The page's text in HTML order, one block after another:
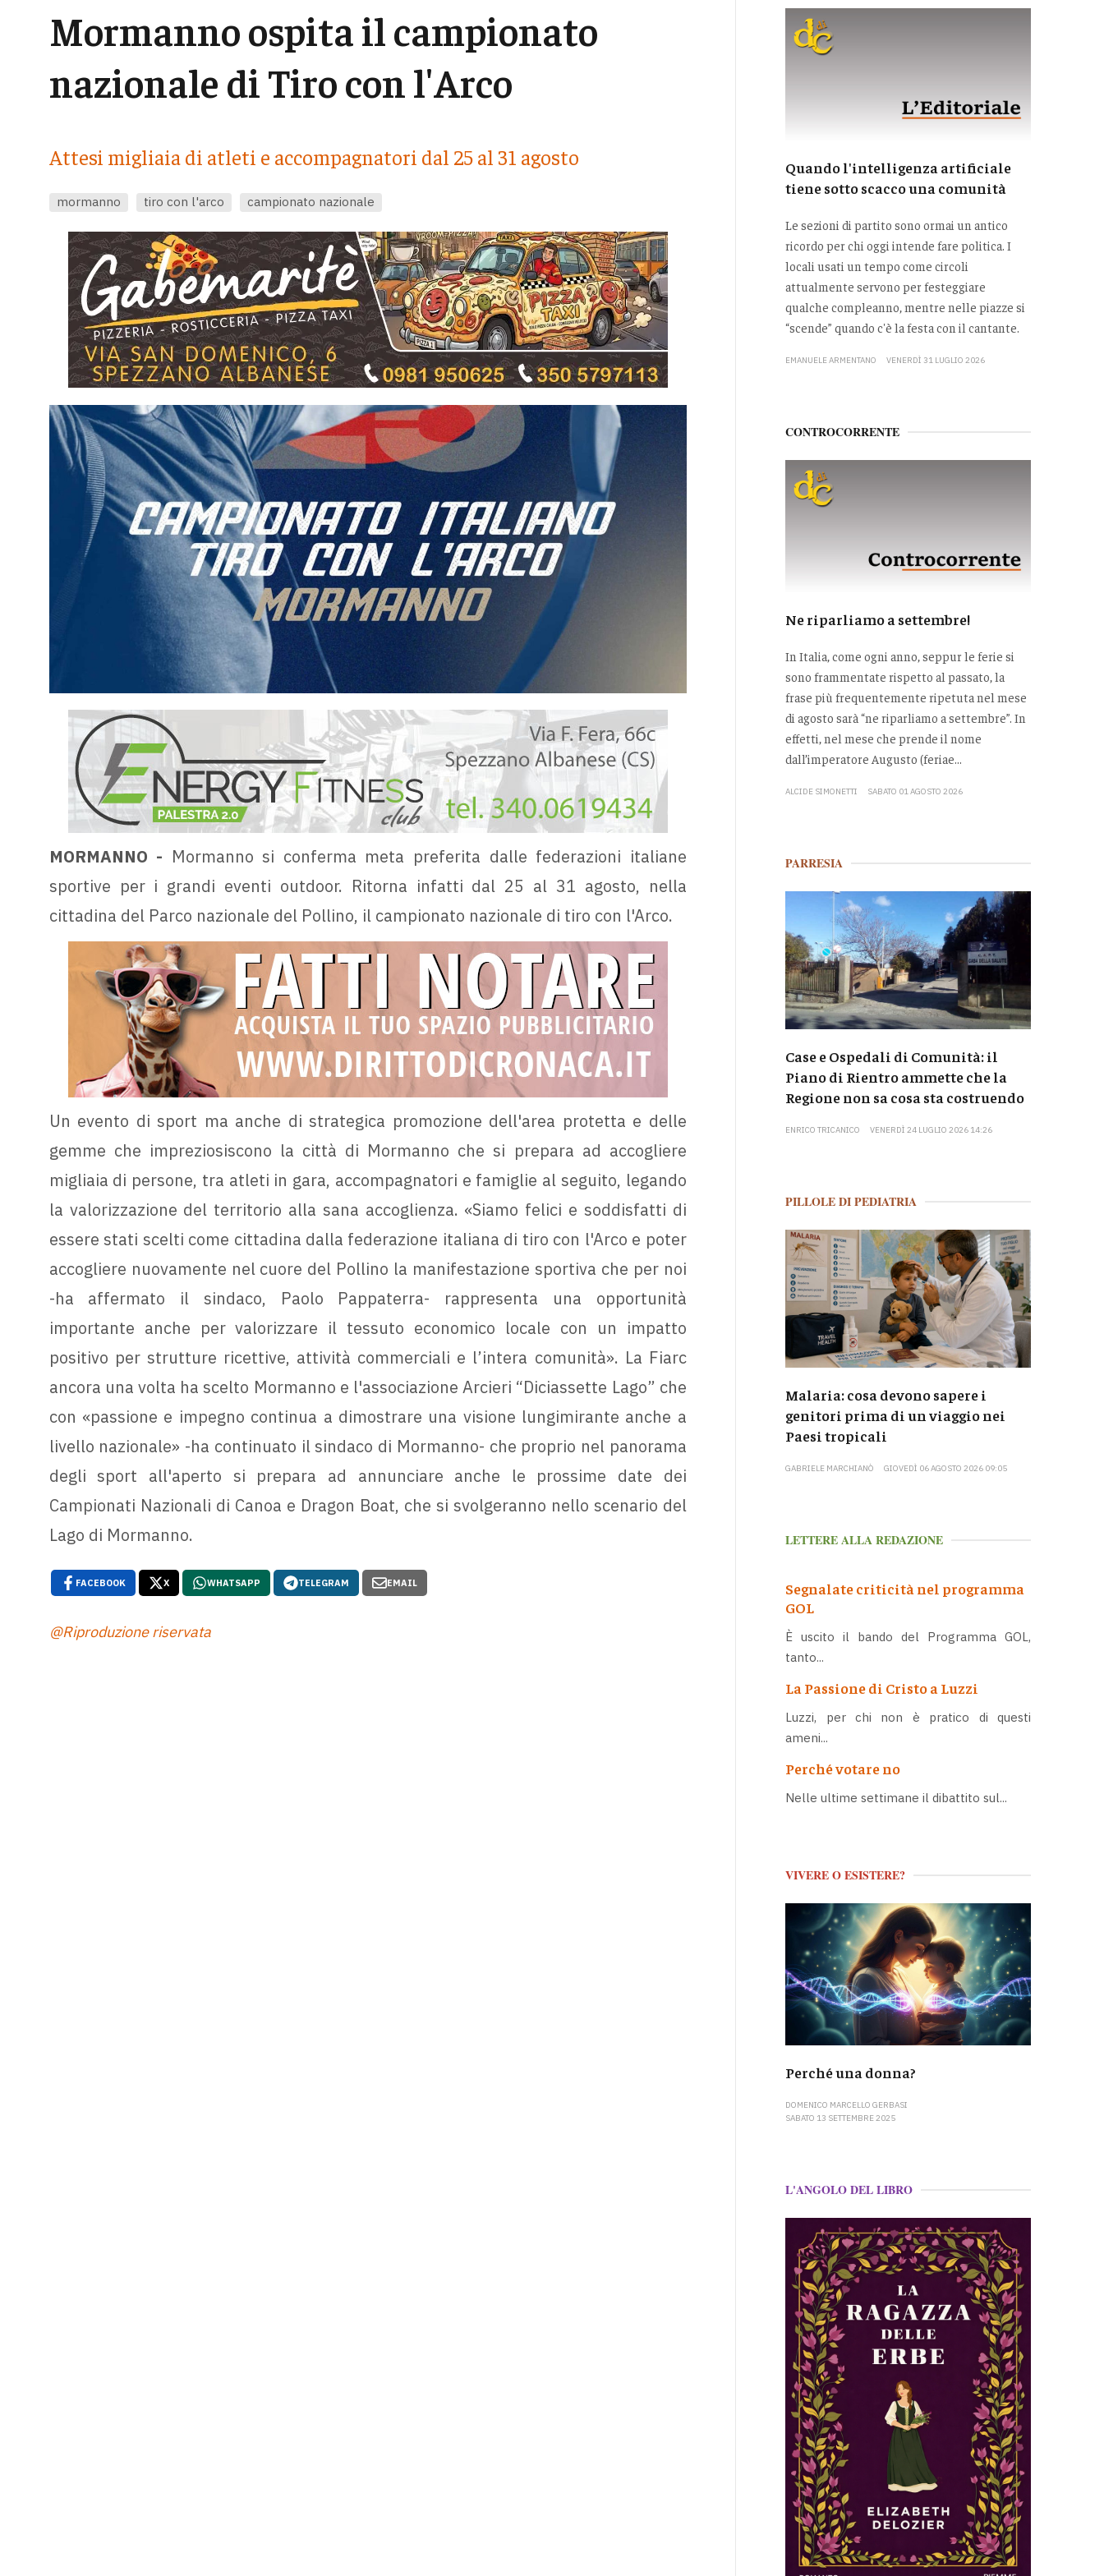
Mormanno ospita il campionato
nazionale di Tiro con l'Arco
Attesi migliaia di atleti e accompagnatori dal 25 al 31 agosto
mormanno tiro con l'arco campionato nazionale
MORMANNO - Mormanno si conferma meta preferita dalle federazioni italiane
sportive per i grandi eventi outdoor. Ritorna infatti dal 25 al 31 agosto, nella
cittadina del Parco nazionale del Pollino, il campionato nazionale di tiro con l'Arco.
Un evento di sport ma anche di strategica promozione dell'area protetta e delle
gemme che impreziosiscono la città di Mormanno che si prepara ad accogliere
migliaia di persone, tra atleti in gara, accompagnatori e famiglie al seguito, legando
la valorizzazione del territorio alla sana accoglienza. «Siamo felici e soddisfatti di
essere stati scelti come cittadina dalla federazione italiana di tiro con l'Arco e poter
accogliere nuovamente nel cuore del Pollino la manifestazione sportiva che per noi
-ha affermato il sindaco, Paolo Pappaterra- rappresenta una opportunità
importante anche per valorizzare il tessuto economico locale con un impatto
positivo per strutture ricettive, attività commerciali e l’intera comunità». La Fiarc
ancora una volta ha scelto Mormanno e l'associazione Arcieri “Diciassette Lago” che
con «passione e impegno continua a dimostrare una visione lungimirante anche a
livello nazionale» -ha continuato il sindaco di Mormanno- che proprio nel panorama
degli sport all'aperto si prepara ad annunciare anche le prossime date dei
Campionati Nazionali di Canoa e Dragon Boat, che si svolgeranno nello scenario del
Lago di Mormanno.
FACEBOOK X WHATSAPP TELEGRAM EMAIL
@Riproduzione riservata
Quando l'intelligenza artificiale
tiene sotto scacco una comunità
Le sezioni di partito sono ormai un antico
ricordo per chi oggi intende fare politica. I
locali usati un tempo come circoli
attualmente servono per festeggiare
qualche compleanno, mentre nelle piazze si
“scende” quando c'è la festa con il cantante.
EMANUELE ARMENTANO VENERDÌ 31 LUGLIO 2026
CONTROCORRENTE
Ne riparliamo a settembre!
In Italia, come ogni anno, seppur le ferie si
sono frammentate rispetto al passato, la
frase più frequentemente ripetuta nel mese
di agosto sarà “ne riparliamo a settembre”. In
effetti, nel mese che prende il nome
dall’imperatore Augusto (feriae...
ALCIDE SIMONETTI SABATO 01 AGOSTO 2026
PARRESIA
Case e Ospedali di Comunità: il
Piano di Rientro ammette che la
Regione non sa cosa sta costruendo
ENRICO TRICANICO VENERDÌ 24 LUGLIO 2026 14:26
PILLOLE DI PEDIATRIA
Malaria: cosa devono sapere i
genitori prima di un viaggio nei
Paesi tropicali
GABRIELE MARCHIANÒ GIOVEDÌ 06 AGOSTO 2026 09:05
LETTERE ALLA REDAZIONE
Segnalate criticità nel programma
GOL
È uscito il bando del Programma GOL,
tanto...
La Passione di Cristo a Luzzi
Luzzi, per chi non è pratico di questi
ameni...
Perché votare no
Nelle ultime settimane il dibattito sul...
VIVERE O ESISTERE?
Perché una donna?
DOMENICO MARCELLO GERBASI
SABATO 13 SETTEMBRE 2025
L'ANGOLO DEL LIBRO